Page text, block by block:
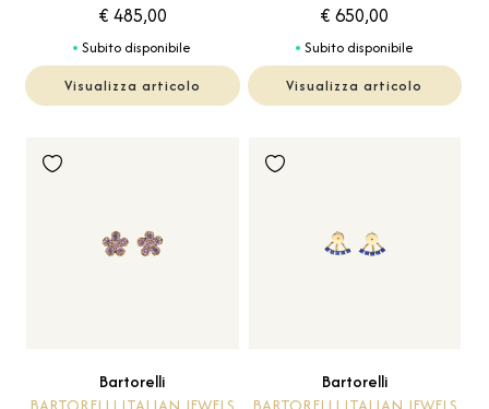
€ 485,00
Subito disponibile
Visualizza articolo
€ 650,00
Subito disponibile
Visualizza articolo
Bartorelli
Bartorelli